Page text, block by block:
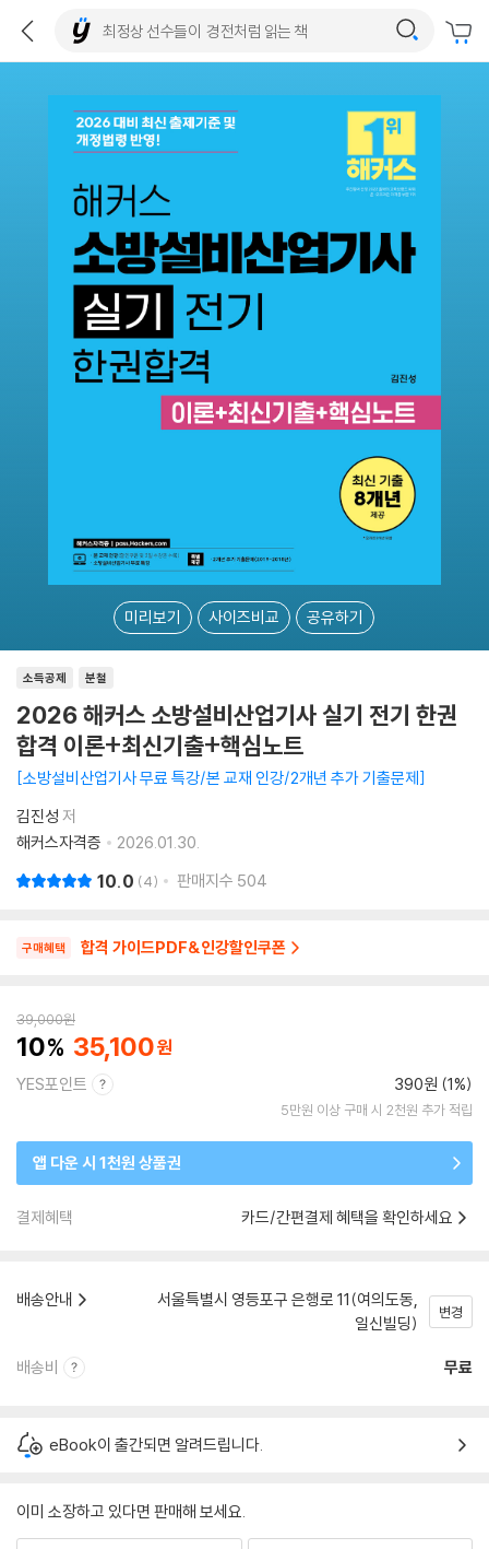
미리보기 사이즈비교 공유하기
소득공제 분철
2026 해커스 소방설비산업기사 실기 전기 한권
합격 이론+최신기출+핵심노트
소방설비산업기사 무료 특강/본 교재 인강/2개년 추가 기출문제
김진성 저
해커스자격증
2026.01.30.
10.0 4 판매지수 504
구매혜택 합격 가이드PDF&인강할인쿠폰
39,000원
10 35,100
YES포인트 390원 (1%)
5만원 이상 구매 시 2천원 추가 적립
앱 다운 시 1천원 상품권
결제혜택 카드/간편결제 혜택을 확인하세요
배송안내
서울특별시 영등포구 은행로 11(여의도동,
일신빌딩)
변경
배송비 무료
eBook이 출간되면 알려드립니다.
이미 소장하고 있다면 판매해 보세요.